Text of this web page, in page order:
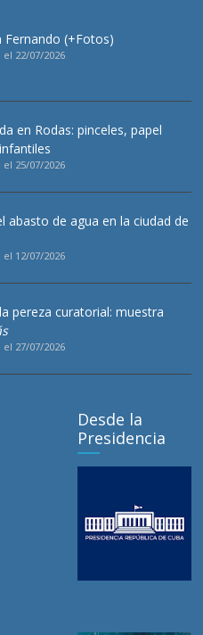
Fernando (+Fotos)
22/07/2026
en Rodas: pinceles, papel
25/07/2026
abasto de agua en la ciudad de
12/07/2026
pereza curatorial: muestra
27/07/2026
Desde la
Presidencia